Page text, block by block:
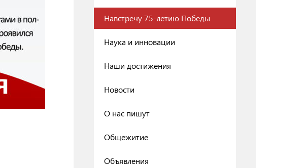
Навстречу 75-летию Победы
Наука и инновации
Наши достижения
Новости
О нас пишут
Общежитие
Объявления